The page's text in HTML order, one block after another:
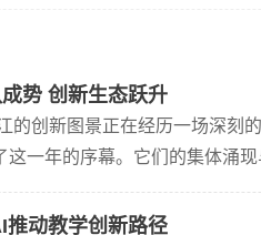
势 创新生态跃升
的创新图景正在经历一场深刻
这一年的序幕。它们的集体涌
，故事并未止步于此。在虚
推动教学创新路径